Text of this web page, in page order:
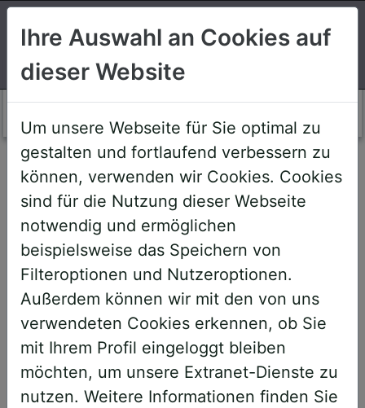
Willkommen!
Sehr geehrte Teilnehmerinnen und
Teilnehmer,
um Ihnen zukünftige Buchungen zu
erleichtern, haben wir unser System
umstrukturiert und den AWS+-Account
entsprechend angepasst. Bitte führen
Sie daher folgende Schritte durch,
Ihre Auswahl an Cookies auf
dieser Website
Um unsere Webseite für Sie optimal zu
gestalten und fortlaufend verbessern zu
können, verwenden wir Cookies. Cookies
sind für die Nutzung dieser Webseite
notwendig und ermöglichen
beispielsweise das Speichern von
Filteroptionen und Nutzeroptionen.
Außerdem können wir mit den von uns
verwendeten Cookies erkennen, ob Sie
mit Ihrem Profil eingeloggt bleiben
möchten, um unsere Extranet-Dienste zu
nutzen. Weitere Informationen finden Sie